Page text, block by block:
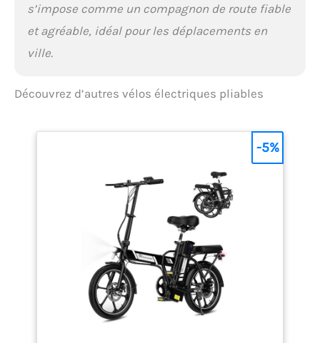
s’impose comme un compagnon de route fiable
et agréable, idéal pour les déplacements en
ville.
Découvrez d’autres vélos électriques pliables
-5%